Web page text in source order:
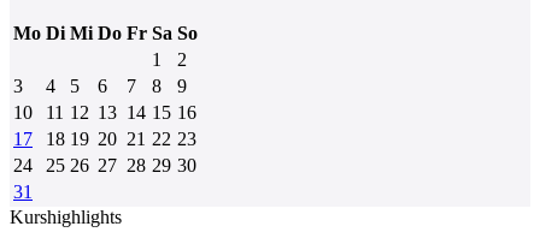
Mo Di Mi Do Fr Sa So
1
2
3
4 5 6 7 8
9
10
11 12 13 14 15 16
17
18 19 20 21 22 23
24
25 26 27 28 29 30
31
Kurshighlights